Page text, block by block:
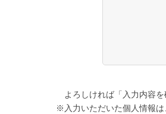
よろしければ「入力内容
※入力いただいた個人情報